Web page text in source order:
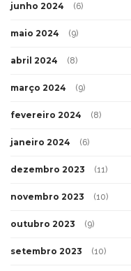
junho 2024 (6)
maio 2024 (9)
abril 2024 (8)
março 2024 (9)
fevereiro 2024 (8)
janeiro 2024 (6)
dezembro 2023 (11)
novembro 2023 (10)
outubro 2023 (9)
setembro 2023 (10)